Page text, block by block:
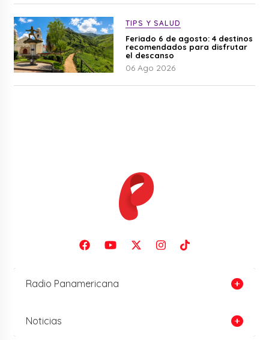
TIPS Y SALUD
Feriado 6 de agosto: 4 destinos
recomendados para disfrutar
el descanso
06 Ago 2026
Radio Panamericana
Noticias